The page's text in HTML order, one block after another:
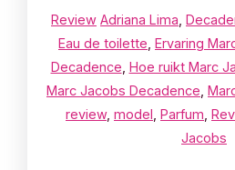
Review Adriana Lima,
Eau de toilette, Ervaring
Decadence, Hoe ruikt Marc
Marc Jacobs Decadence,
review, model , Parfum,
Jacobs